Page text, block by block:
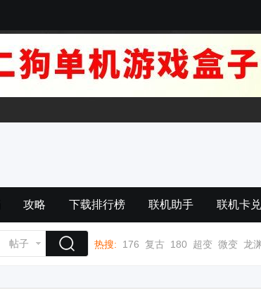
攻略 下载排行榜 联机助手 联机卡
帖子 热搜: 176 复古 180 超变 微变 龙渊